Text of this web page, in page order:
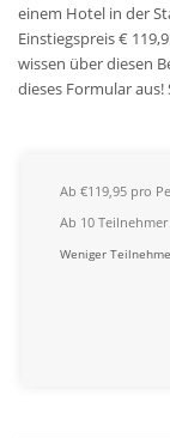
einem Hotel in der
Einstiegspreis €
wissen über diesen
dieses Formular
Ab €119,95 pro
Ab 10 Teilnehmer
Weniger